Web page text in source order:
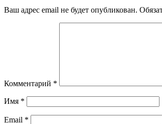
Ваш адрес email не будет опубликован.
Комментарий *
Имя *
Email *